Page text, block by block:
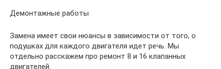
Демонтажные работы
Замена имеет свои нюансы в зависимости от того, о
подушках для каждого двигателя идет речь. Мы
отдельно расскажем про ремонт 8 и 16 клапанных
двигателей.